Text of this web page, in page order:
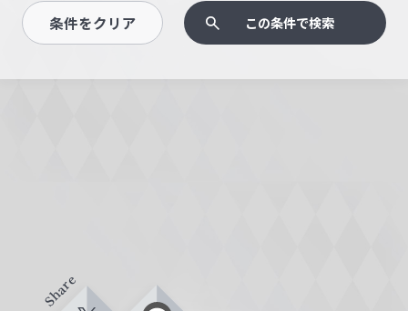
条件をクリア この条件で検索
Share